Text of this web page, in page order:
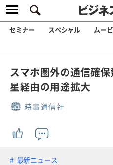
セミナー スペシャル ムー
スマホ圏外の通信確
星経由の用途拡大
時事通信社
最新ニュース